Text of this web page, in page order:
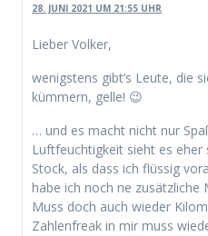
28. JUNI 2021 UM 21:55 UHR
Lieber Volker,
wenigstens gibt’s Leute, die
kümmern, gelle! 😉
… und es macht nicht nur
Luftfeuchtigkeit sieht es eher
Stock, als dass ich flüssig
habe ich noch ne
Muss doch auch wieder
Zahlenfreak in mir muss